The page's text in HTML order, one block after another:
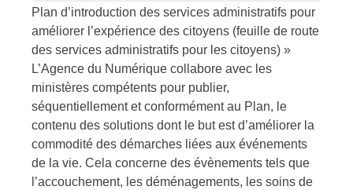
Plan d’introduction des services administratifs pour
améliorer l’expérience des citoyens (feuille de route
des services administratifs pour les citoyens) »
L’Agence du Numérique collabore avec les
ministères compétents pour publier,
séquentiellement et conformément au Plan, le
contenu des solutions dont le but est d’améliorer la
commodité des démarches liées aux événements
de la vie. Cela concerne des évènements tels que
l’accouchement, les déménagements, les soins de